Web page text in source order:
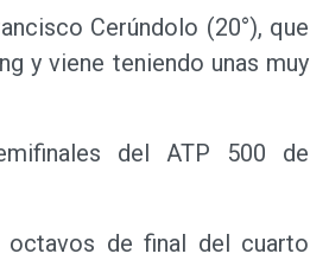
Cerúndolo (20°), que
y viene teniendo unas muy
del ATP 500 de
octavos de final del cuarto